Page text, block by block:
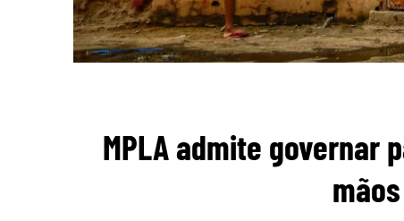
MPLA admite governar